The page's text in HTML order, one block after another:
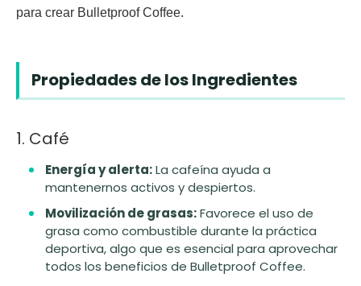
para crear Bulletproof Coffee.
Propiedades de los Ingredientes
1. Café
Energía y alerta:La cafeína ayuda a
mantenernos activos y despiertos.
Movilización de grasas:Favorece el uso de
grasa como combustible durante la práctica
deportiva, algo que es esencial para aprovechar
todos los beneficios de Bulletproof Coffee.